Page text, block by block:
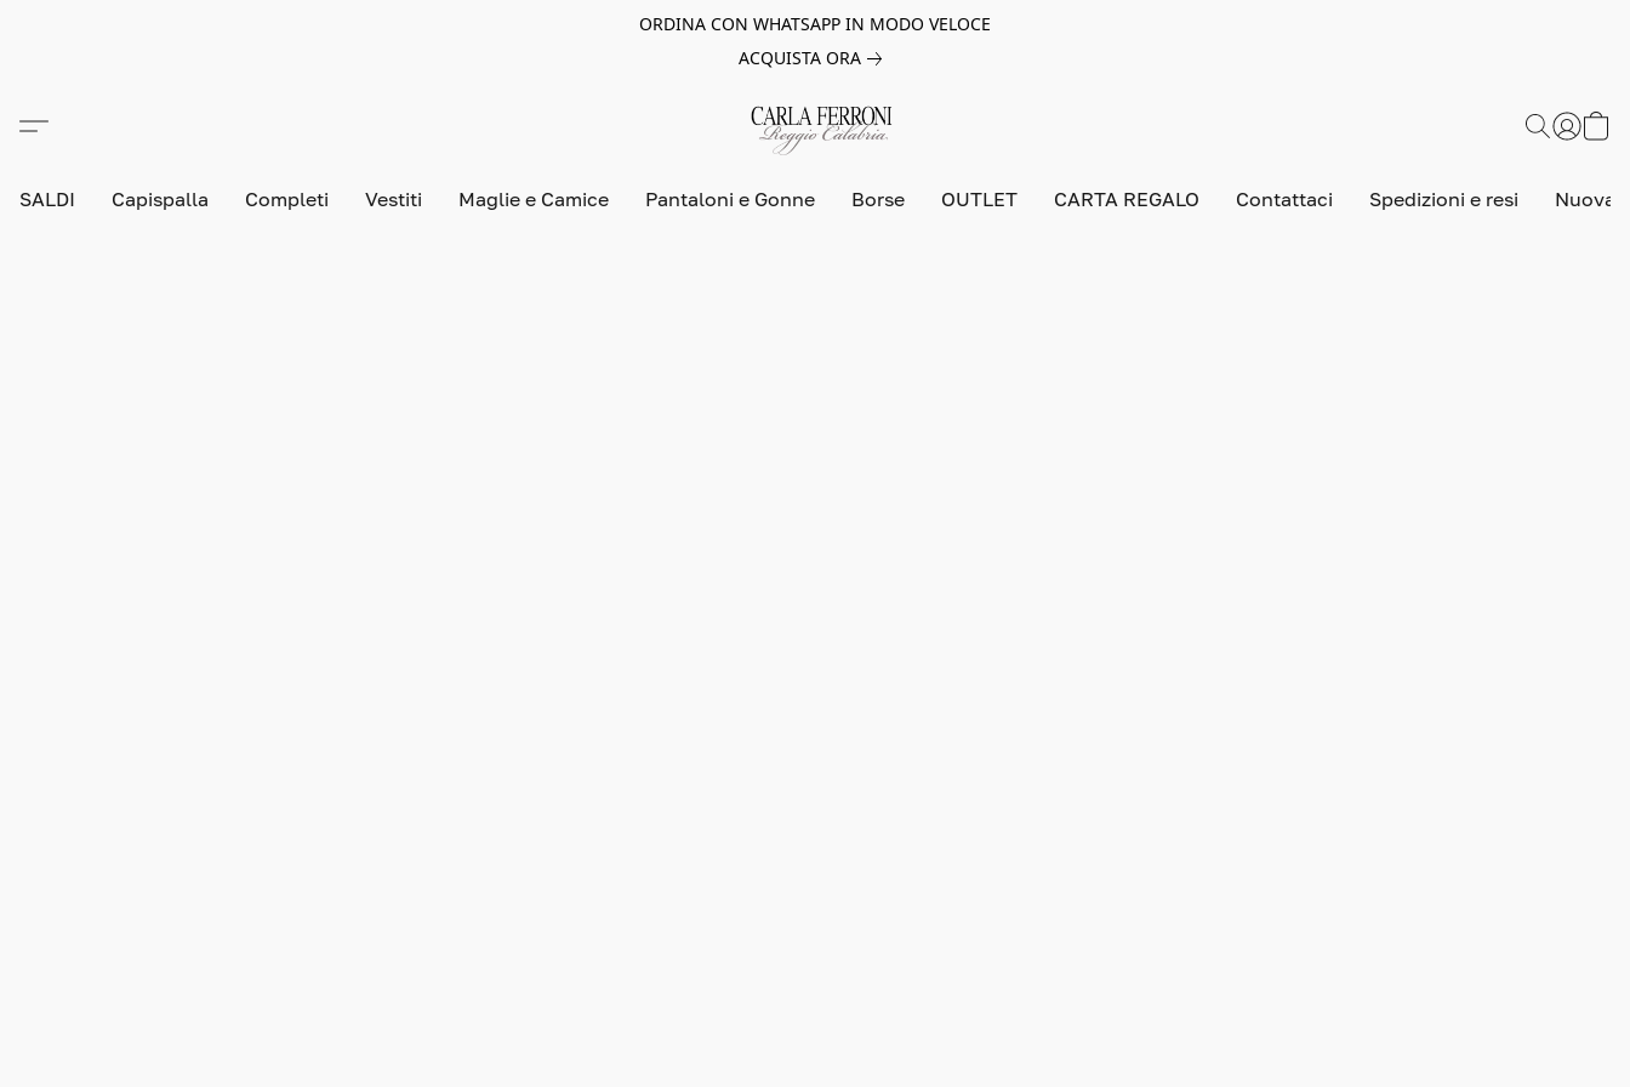
ORDINA CON WHATSAPP IN MODO VELOCE
ACQUISTA ORA
SALDI Capispalla Completi Vestiti Maglie e Camice Pantaloni e Gonne Borse OUTLET CARTA REGALO Contattaci Spedizioni e resi Nuova